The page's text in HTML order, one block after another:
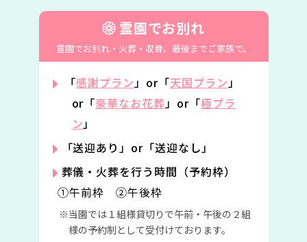
霊園でお別れ
霊園でお別れ・火葬・収骨。 最後までご家族で。
「感謝プラン」or「天国プラン」
or「豪華なお花葬」or「極プラ
ン」
「送迎あり」or「送迎なし」
葬儀・火葬を行う時間（予約枠）
①午前枠 ②午後枠
当園では１組様貸切りで午前・午後の２組
様の予約制として受付けております。